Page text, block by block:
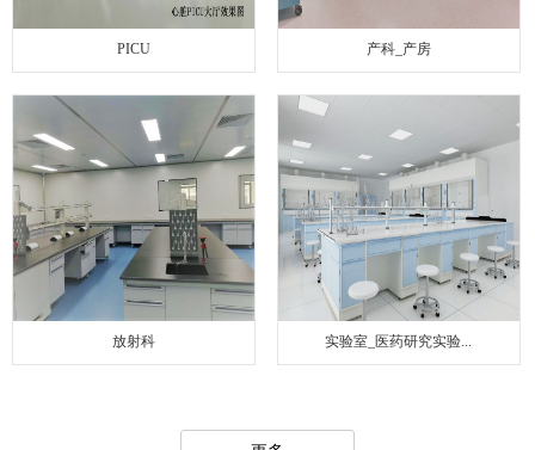
PICU 产科_产房
放射科 实验室_医药研究实验...